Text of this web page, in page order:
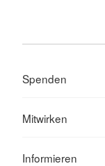
Spenden
Mitwirken
Informieren